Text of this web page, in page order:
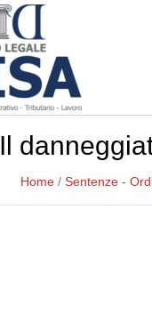
Il
Home / Sentenze -